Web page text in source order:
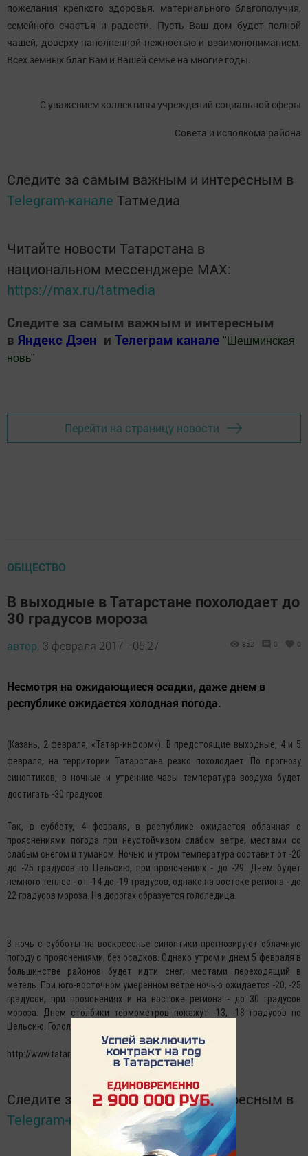
пожелания крепкого здоровья, материального благополучия,
семейного счастья и радости. Пусть Ваш дом будет полной
чашей, доверху наполненной нежностью и взаимопониманием.
Всех земных благ Вам и Вашей семье на многие годы.
С уважением коллективы учреждений социальной сферы
Совета и исполкома района
Следите за самым важным и интересным в
Telegram-канале Татмедиа
Читайте новости Татарстана в
национальном мессенджере MАХ:
https://max.ru/tatmedia
Следите за самым важным и интересным
в Яндекс Дзен и Телеграм канале " Шешминская
новь"
Перейти на страницу новости
ОБЩЕСТВО
В выходные в Татарстане похолодает до
30 градусов мороза
автор, 3 февраля 2017 - 05:27 852 0 0
Несмотря на ожидающиеся осадки, даже днем в
республике ожидается холодная погода.
(Казань, 2 февраля, «Татар-информ»). В предстоящие выходные, 4 и 5
февраля, на территории Татарстана резко похолодает. По прогнозу
синоптиков, в ночные и утренние часы температура воздуха будет
достигать -30 градусов.
Так, в субботу, 4 февраля, в республике ожидается облачная с
прояснениями погода при неустойчивом слабом ветре, местами со
слабым снегом и туманом. Ночью и утром температура составит от -20
до -25 градусов по Цельсию, при прояснениях - до -29. Днем будет
немного теплее - от -14 до -19 градусов, однако на востоке региона - до
22 градусов мороза. На дорогах образуется гололедица.
В ночь с субботы на воскресенье синоптики прогнозируют облачную
погоду с прояснениями, без осадков. Однако утром и днем 5 февраля в
большинстве районов будет идти снег, местами переходящий в
метель. При юго-восточном умеренном ветре ночью ожидается -20, -25
градусов, при прояснениях и на востоке региона - до 30 градусов
мороза. Днем столбики термометров покажут -13, -18 градусов по
Цельсию. Гололедица на дорогах сохранится.
http://www.tatar-inform.ru/news/2017/02/02/537868/
Следите за самым важным и интересным в
Telegram-канале
Татмедиа